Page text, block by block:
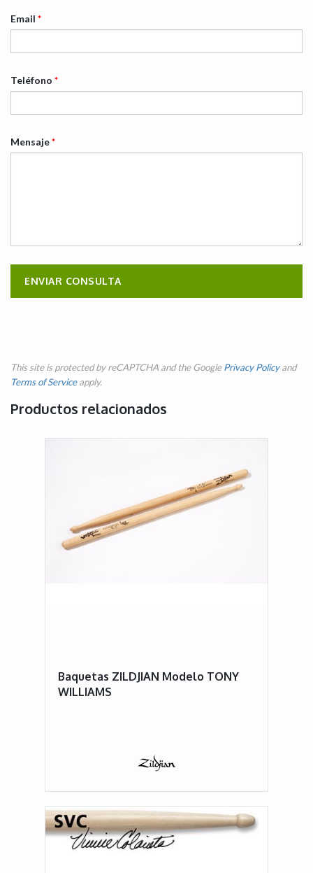
Email *
Teléfono *
Mensaje*
This site is protected by reCAPTCHA and the GooglePrivacy Policyand
Terms of Serviceapply.
Productos relacionados
Baquetas ZILDJIAN Modelo TONY
WILLIAMS